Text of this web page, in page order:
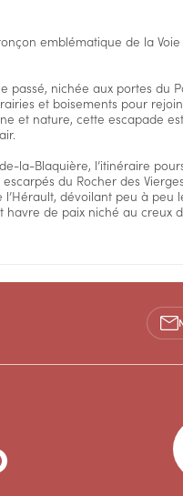
emblématique de la Voie
nichée aux portes du
et boisements pour
et nature, cette escapade
la-Blaquière, l’itinéraire
du Rocher des
dévoilant peu à peu
havre de paix niché au creux